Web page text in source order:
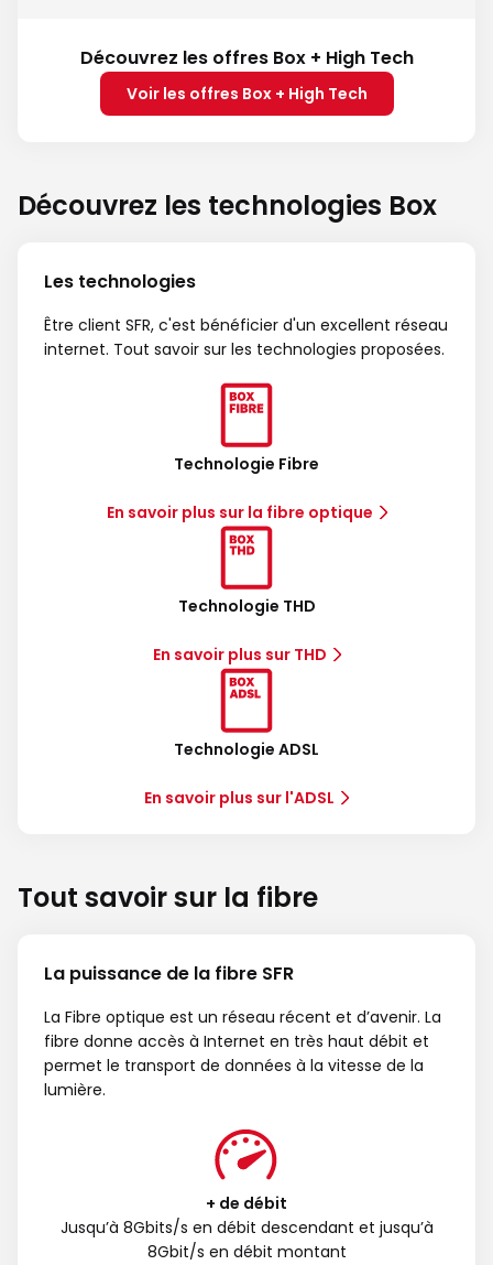
Découvrez les offres Box + High Tech
Voir les offres Box + High Tech
Découvrez les technologies Box
Les technologies
Être client SFR, c'est bénéficier d'un excellent réseau
internet. Tout savoir sur les technologies proposées.
Technologie Fibre
En savoir plus sur la fibre optique
Technologie THD
En savoir plus sur THD
Technologie ADSL
En savoir plus sur l'ADSL
Tout savoir sur la fibre
La puissance de la fibre SFR
La Fibre optique est un réseau récent et d’avenir. La
fibre donne accès à Internet en très haut débit et
permet le transport de données à la vitesse de la
lumière.
+ de débit
Jusqu’à 8Gbits/s en débit descendant et jusqu’à
8Gbit/s en débit montant